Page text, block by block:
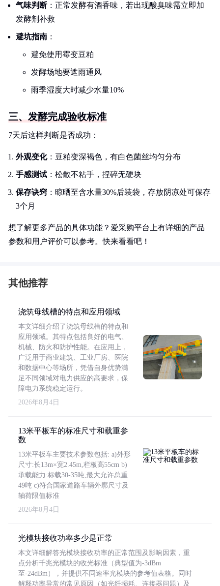
气味判断：正常发酵有酒香味，若出现酸臭味需立即加
发酵剂补救
避坑指南 ：
避免使用霉变豆粕
发酵场地要遮雨通风
雨季湿度大时减少水量10%
三、发酵完成验收标准
7天后这样判断是否成功：
外观变化：豆粕变深褐色，有白色菌丝均匀分布
手感测试 ：松散不粘手，捏碎无硬块
保存诀窍 ：晾晒至含水量30%后装袋，存放阴凉处可保存
3个月
想了解更多产品的具体功能？爱采购平台上有详细的产品
参数和用户评价可以参考。快来看看吧！
其他推荐
浇筑母线槽的特点和应用领域
本文详细介绍了浇筑母线槽的特点和
应用领域。其特点包括良好的电气、
机械、防火和防护性能。在应用上，
广泛用于商业建筑、工业厂房、医院
和数据中心等场所，凭借自身优势满
足不同领域对电力供应的高要求，保
障电力系统稳定运行。
2026年8月4日
13米平板车的标准尺寸和载重参
数
13米平板车主要技术参数包括: a)外形
尺寸:长13m×宽2.45m,栏板高55cm b)
承载能力:标载30-35吨,最大允许总重
49吨 c)符合国家道路车辆外廓尺寸及
轴荷限值标准
2026年8月4日
光模块接收功率多少是正常
本文详细解答光模块接收功率的正常范围及影响因素，重
点分析千兆光模块的收光标准（典型值为-3dBm
至-24dBm），并提供不同速率光模块的参考值表格。同时
解释功率异常的常见原因（如光纤损耗、连接器问题）及